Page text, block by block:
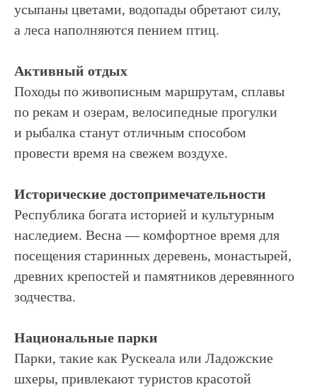
усыпаны цветами, водопады обретают силу,
а леса наполняются пением птиц.
Активный отдых
Походы по живописным маршрутам, сплавы
по рекам и озерам, велосипедные прогулки
и рыбалка станут отличным способом
провести время на свежем воздухе.
Исторические достопримечательности
Республика богата историей и культурным
наследием. Весна — комфортное время для
посещения старинных деревень, монастырей,
древних крепостей и памятников деревянного
зодчества.
Национальные парки
Парки, такие как Рускеала или Ладожские
шхеры, привлекают туристов красотой